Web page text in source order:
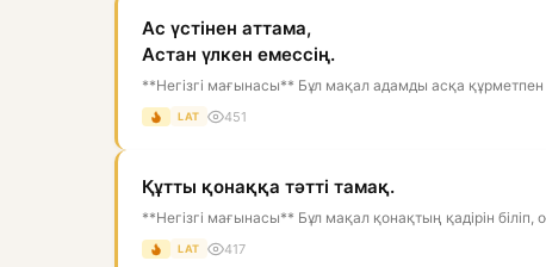
Ас үстінен аттама,
Астан үлкен емессің.
**Негізгі мағынасы** Бұл мақал адамды асқа
LAT 451
Құтты қонаққа тәтті тамақ.
**Негізгі мағынасы** Бұл мақал қонақтың қадірін
LAT 417